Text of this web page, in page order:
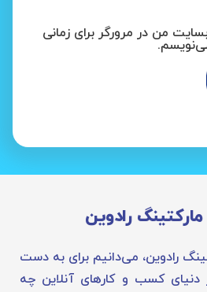
من در مرورگر برای زمانی
رادوین
رادوین، می‌دانیم برای به دست
دنیای کسب و کارهای آنلاین چه